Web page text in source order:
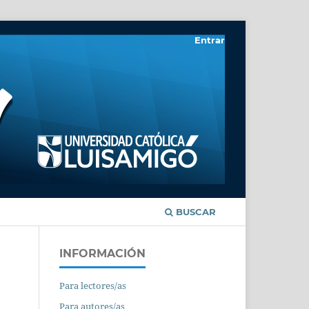
BUSCAR
Entrar
INFORMACIÓN
Para lectores/as
Para autores/as